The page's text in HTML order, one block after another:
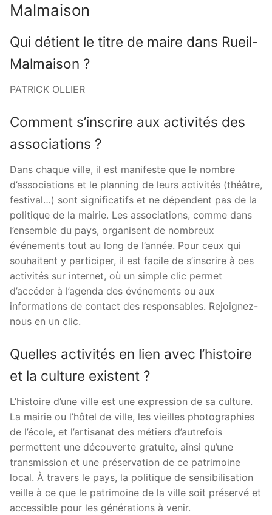
Malmaison
Qui détient le titre de maire dans Rueil-
Malmaison ?
PATRICK OLLIER
Comment s’inscrire aux activités des
associations ?
Dans chaque ville, il est manifeste que le nombre
d’associations et le planning de leurs activités (théâtre,
festival…) sont significatifs et ne dépendent pas de la
politique de la mairie. Les associations, comme dans
l’ensemble du pays, organisent de nombreux
événements tout au long de l’année. Pour ceux qui
souhaitent y participer, il est facile de s’inscrire à ces
activités sur internet, où un simple clic permet
d’accéder à l’agenda des événements ou aux
informations de contact des responsables. Rejoignez-
nous en un clic.
Quelles activités en lien avec l’histoire
et la culture existent ?
L’histoire d’une ville est une expression de sa culture.
La mairie ou l’hôtel de ville, les vieilles photographies
de l’école, et l’artisanat des métiers d’autrefois
permettent une découverte gratuite, ainsi qu’une
transmission et une préservation de ce patrimoine
local. À travers le pays, la politique de sensibilisation
veille à ce que le patrimoine de la ville soit préservé et
accessible pour les générations à venir.